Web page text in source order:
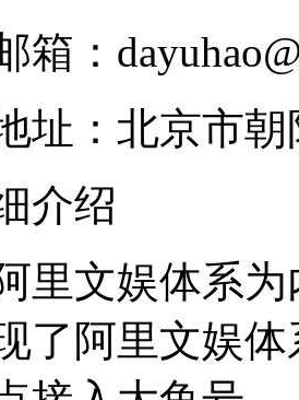
箱：
址：北京市
介绍
里文娱体系
了阿里文娱